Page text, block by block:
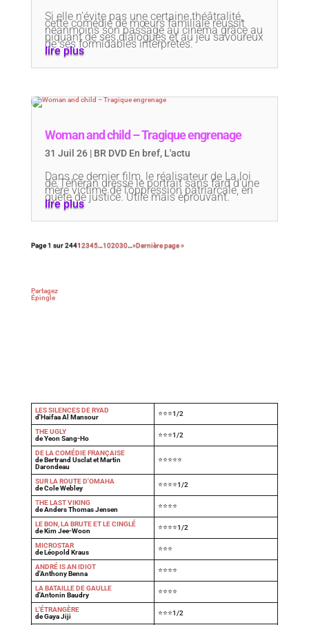
Si elle n’évite pas une certaine théâtralité,
cette comédie de mœurs familiale réussit
néanmoins son passage au cinéma grâce au
piquant de ses dialogues et au jeu savoureux
de ses formidables interprètes.
lire plus
Woman and child – Tragique engrenage
31 Juil 26| BR DVD En bref, L'actu
Dans ce dernier film, le réalisateur de La loi
de Téhéran dresse le portrait sans fard d’une
mère victime de l’oppression patriarcale, en
quête de justice. Utile mais éprouvant.
lire plus
Page 1 sur 24412345…102030…»Dernière page »
Partagez
Épingle
LES SILENCES DE RYAD
d'Haifaa Al Mansour
⭐⭐⭐1/2
THE UGLY
de Yeon Sang-Ho
⭐⭐⭐1/2
DE LA COMÉDIE FRANÇAISE
de Bertrand Usclat et Martin
Darondeau
⭐⭐⭐⭐⭐
SUR LA ROUTE D'OMAHA
de Cole Webley
⭐⭐⭐⭐1/2
THE LAST VIKING
de Anders Thomas Jensen
⭐⭐⭐⭐
LE BON, LA BRUTE ET LE CINGLÉ
de Kim Jee-Woon
⭐⭐⭐⭐1/2
MICROSTAR
de Léopold Kraus
⭐⭐⭐
ANDRÉ IS AN IDIOT
d'Anthony Benna
⭐⭐⭐⭐
LA BATAILLE DE GAULLE
d'Antonin Baudry
⭐⭐⭐⭐
L'ÉTRANGÈRE
de Gaya Jiji
⭐⭐⭐1/2